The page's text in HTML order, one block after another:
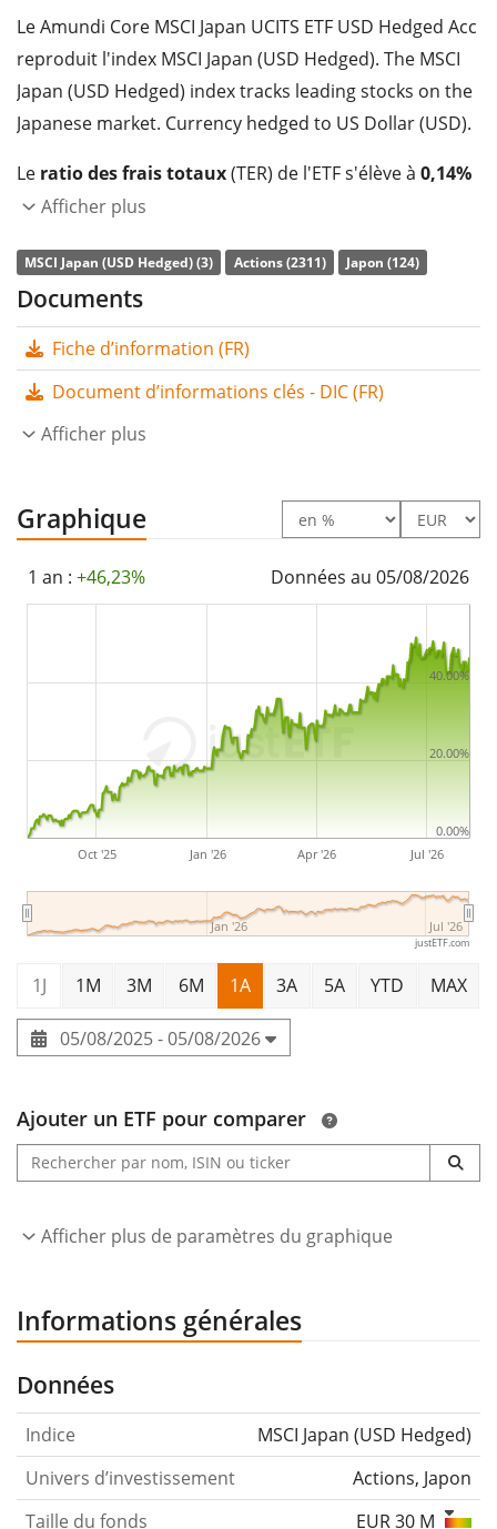
Le Amundi Core MSCI Japan UCITS ETF USD Hedged Acc
reproduit l'index MSCI Japan (USD Hedged). The MSCI
Japan (USD Hedged) index tracks leading stocks on the
Japanese market. Currency hedged to US Dollar (USD).
Le ratio des frais totaux(TER) de l'ETF s'élève à 0,14%
p.a.. Le Amundi Core MSCI Japan UCITS ETF USD
Japan (USD Hedged). L'ETF reproduit la performance de
l’indice sous-jacent en achetant toutes les
composantes de l’indice (réplication complète). Les
dividendes de l'ETF sontcapitaliséset réinvestis dans
l'ETF.
Le Amundi Core MSCI Japan UCITS ETF USD Hedged Acc
hauteur de 30 M d'EUR
. L'ETF a été lancé le 13
décembre 2024et estdomicilié au Luxembourg.
Afficher plus
MSCI Japan (USD Hedged) (3) Actions (2311) Japon (124)
Documents
Fiche d’information (FR)
Document d’informations clés - DIC (FR)
Afficher plus
Graphique
1 an : +46,23% Données au 05/08/2026
Oct '25 Jan '26 Apr '26 Jul '26
Jan '26 Jul '26
0.00%
20.00%
40.00%
justETF.com
1J 1M 3M 6M 1A 3A 5A YTD MAX
05/08/2025 - 05/08/2026
Ajouter un ETF pour comparer
Afficher plus de paramètres du graphique
Informations générales
Données
Indice
MSCI Japan (USD Hedged)
Univers d’investissement
Actions, Japon
Taille du fonds
EUR 30 M